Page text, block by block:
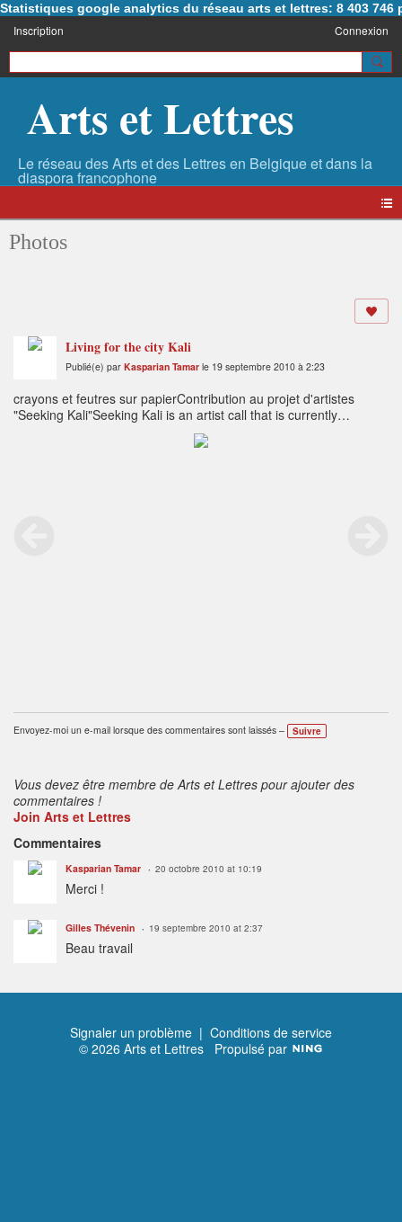
Statistiques google analytics du réseau arts et lettres: 8 403 746
Inscription Connexion
Arts et Lettres
Photos
Living for the city Kali
Publié(e) par Kasparian Tamar le 19 septembre 2010 à 2:23
crayons et feutres sur papierContribution au projet d'artistes
"Seeking Kali"Seeking Kali is an artist call that is currently
conceived of as an online exhibition of artist works based on the
Hindu goddess Kali. The myth and archetype of Kali is rich and
Envoyez-moi un e-mail lorsque des commentaires sont laissés – Suivre
Vous devez être membre de Arts et Lettres pour ajouter des
commentaires !
Join Arts et Lettres
Commentaires
Kasparian Tamar 20 octobre 2010 at 10:19
Merci !
Gilles Thévenin 19 septembre 2010 at 2:37
Beau travail
Signaler un problème | Conditions de service
© 2026 Arts et Lettres Propulsé par